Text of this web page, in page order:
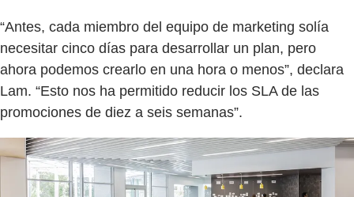
“Antes, cada miembro del equipo de marketing solía
necesitar cinco días para desarrollar un plan, pero
ahora podemos crearlo en una hora o menos”, declara
Lam. “Esto nos ha permitido reducir los SLA de las
promociones de diez a seis semanas”.